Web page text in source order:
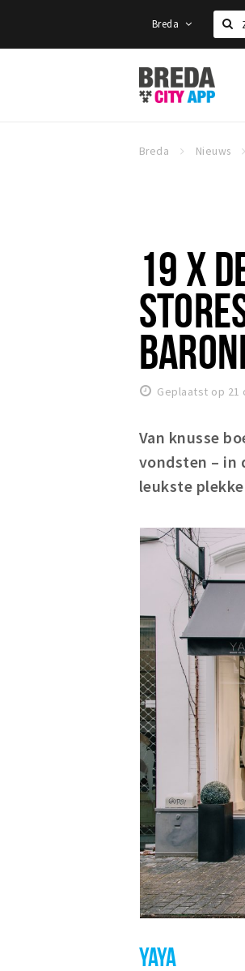
Breda
Stappen
&
Shoppen
Breda Nieuws
19 X
Geplaatst op 21
Van knusse
vondsten – in
leukste
YAYA